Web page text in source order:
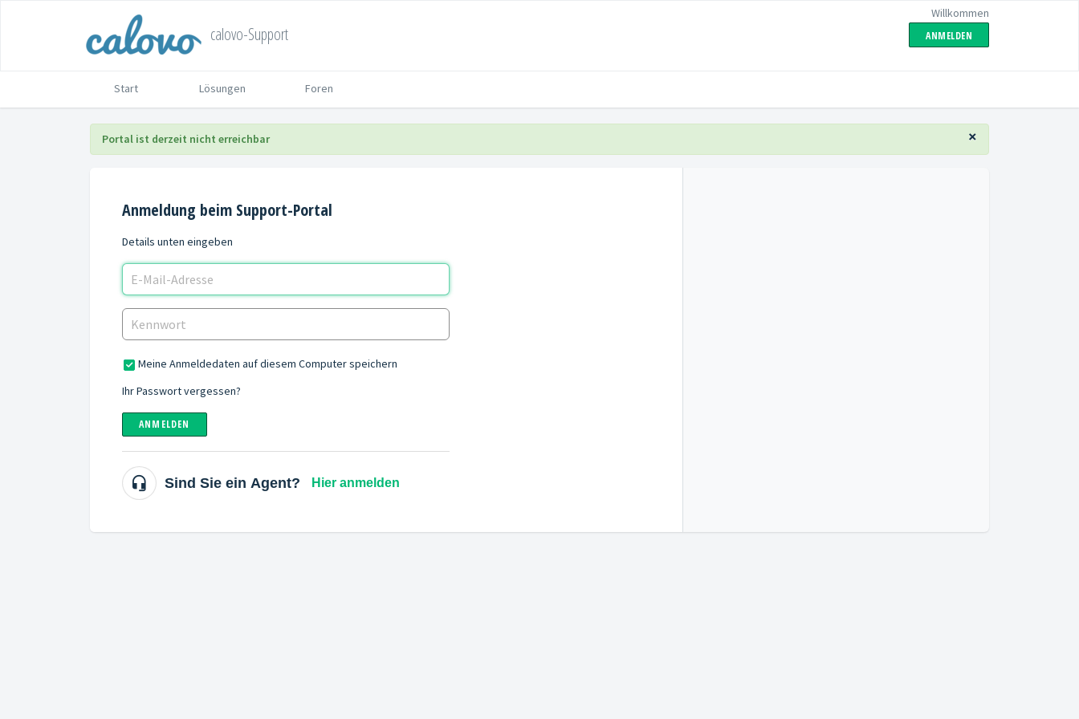
calovo-Support
Willkommen
ANMELDEN
Start Lösungen Foren
×
Portal ist derzeit nicht erreichbar
Anmeldung beim Support-Portal
Details unten eingeben
Meine Anmeldedaten auf diesem Computer speichern
Ihr Passwort vergessen?
ANMELDEN
Sind Sie ein Agent? Hier anmelden